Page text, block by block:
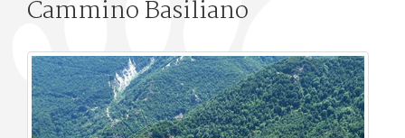
Cammino Basiliano